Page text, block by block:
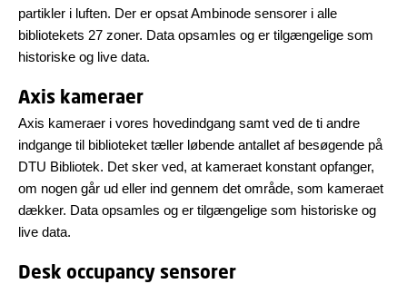
partikler i luften. Der er opsat Ambinode sensorer i alle
bibliotekets 27 zoner. Data opsamles og er tilgængelige som
historiske og live data.
Axis kameraer
Axis kameraer i vores hovedindgang samt ved de ti andre
indgange til biblioteket tæller løbende antallet af besøgende på
DTU Bibliotek. Det sker ved, at kameraet konstant opfanger,
om nogen går ud eller ind gennem det område, som kameraet
dækker. Data opsamles og er tilgængelige som historiske og
live data.
Desk occupancy sensorer